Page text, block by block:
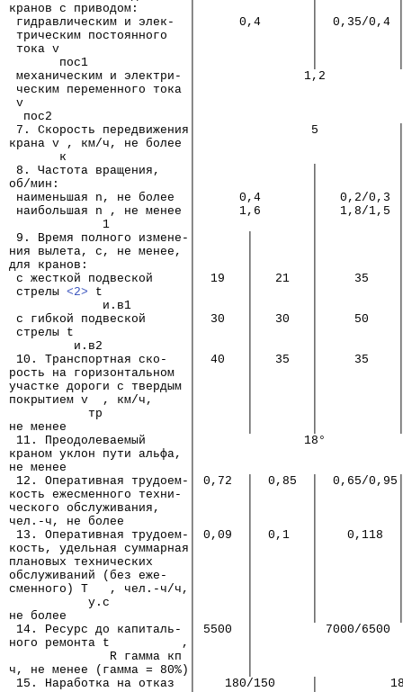
кранов с приводом:       │                │
гидравлическим и элек-  │      0,4       │  0,35/0,4
трическим постоянного   │                │
тока v                  │                │
пос1              │                │
механическим и электри- │               1,2
ческим переменного тока │
v                       │
  пос2                   │
7. Скорость передвижения│                5
крана v , км/ч, не более │
к                 │
8. Частота вращения,    │                │
об/мин:                  │                │
наименьшая n, не более  │      0,4       │   0,2/0,3
наибольшая n , не менее │      1,6       │   1,8/1,5
1           │                │
9. Время полного измене-│       │        │
ния вылета, с, не менее, │       │        │
для кранов:              │       │        │
с жесткой подвеской     │  19   │   21   │     35
стрелы <2> t            │       │        │
и.в1        │       │        │
с гибкой подвеской      │  30   │   30   │     50
стрелы t                │       │        │
и.в2            │       │        │
10. Транспортная ско-   │  40   │   35   │     35
рость на горизонтальном  │       │        │
участке дороги с твердым │       │        │
покрытием v  , км/ч,     │       │        │
тр            │       │        │
не менее                 │       │        │
11. Преодолеваемый      │               18°
краном уклон пути альфа, │
не менее                 │
12. Оперативная трудоем-│ 0,72  │  0,85  │  0,65/
кость ежесменного техни- │       │        │
ческого обслуживания,    │       │        │
чел.-ч, не более         │       │        │
13. Оперативная трудоем-│ 0,09  │  0,1   │    0,118
кость, удельная суммарная│       │        │
плановых технических     │       │        │
обслуживаний (без еже-   │       │        │
сменного) Т   , чел.-ч/ч,│       │        │
у.с           │       │        │
не более                 │       │        │
14. Ресурс до капиталь- │ 5500  │          7000/6500
ного ремонта t          ,│       │
              R гамма кп │       │
ч, не менее (гамма = 80%)│       │
15. Наработка на отказ  │    180/150     │